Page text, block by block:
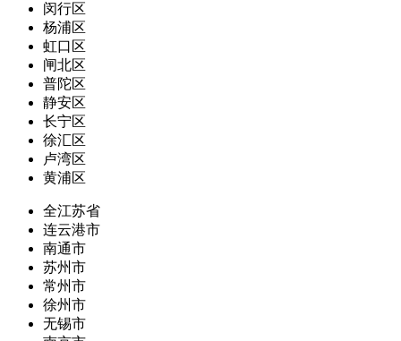
闵行区
杨浦区
虹口区
闸北区
普陀区
静安区
长宁区
徐汇区
卢湾区
黄浦区
全江苏省
连云港市
南通市
苏州市
常州市
徐州市
无锡市